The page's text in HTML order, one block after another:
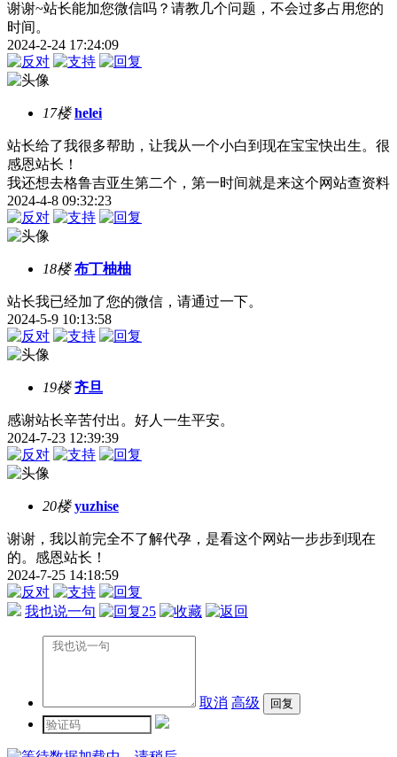
谢谢~站长能加您微信吗？请教几个问题，不会过多占用您的
时间。
2024-2-24 17:24:09
17楼 helei
站长给了我很多帮助，让我从一个小白到现在宝宝快出生。很
感恩站长！
我还想去格鲁吉亚生第二个，第一时间就是来这个网站查资料
2024-4-8 09:32:23
18楼 布丁柚柚
站长我已经加了您的微信，请通过一下。
2024-5-9 10:13:58
19楼 齐旦
感谢站长辛苦付出。好人一生平安。
2024-7-23 12:39:39
20楼 yuzhise
谢谢，我以前完全不了解代孕，是看这个网站一步步到现在
的。感恩站长！
2024-7-25 14:18:59
我也说一句 25
取消 高级